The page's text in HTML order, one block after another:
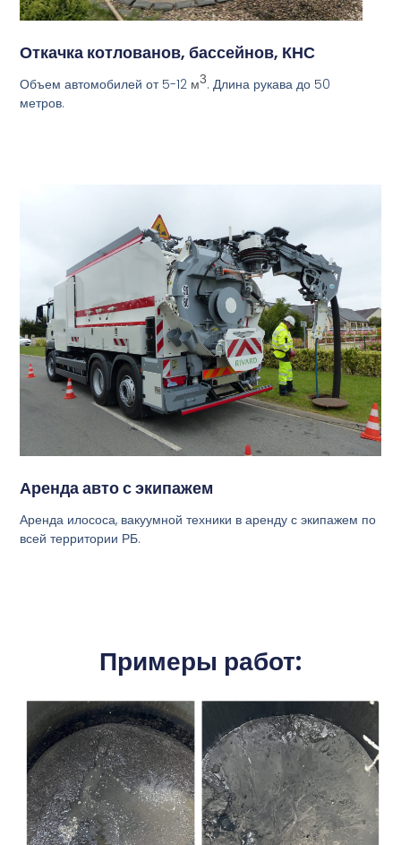
Откачка котлованов, бассейнов, КНС
Объем автомобилей от 5-12 м3. Длина рукава до 50
метров.
Аренда авто с экипажем
Аренда илососа, вакуумной техники в аренду с экипажем по
всей территории РБ.
Примеры работ: